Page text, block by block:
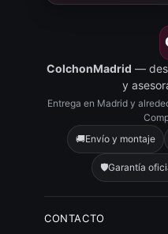
ColchonMadrid —
y
Entrega en Madrid y
🚚Envío y montaje
🛡️Garantía
CONTACTO